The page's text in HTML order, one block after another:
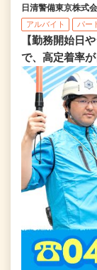
日清警備東京株式
アルバイト パー
【勤務開始日
で、高定着率